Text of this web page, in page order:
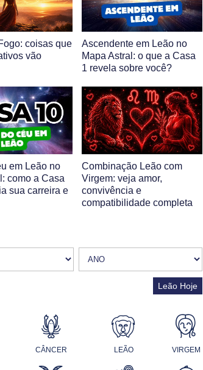
coisas que
vão
Ascendente em Leão no
Mapa Astral: o que a Casa
1 revela sobre você?
em Leão no
como a Casa
sua carreira e
Combinação Leão com
Virgem: veja amor,
convivência e
compatibilidade completa
Leão Hoje
CÂNCER LEÃO VIRGEM